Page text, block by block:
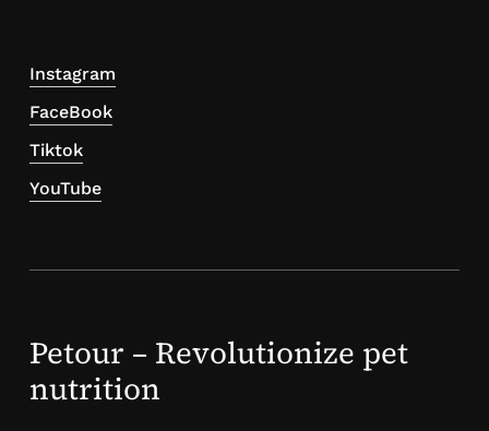
Instagram
FaceBook
Tiktok
YouTube
Petour – Revolutionize pet
nutrition